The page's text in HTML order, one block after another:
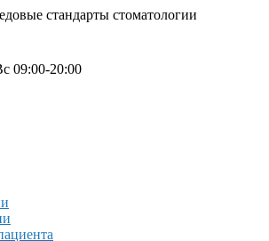
стандарты стоматологии
09:00-20:00